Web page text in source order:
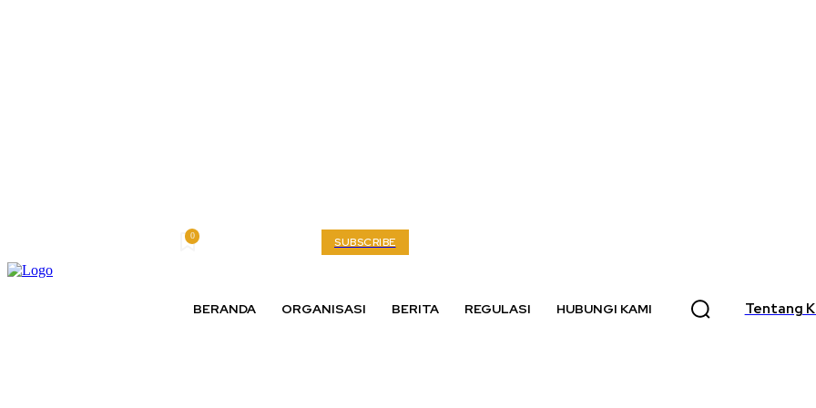
0 SUBSCRIBE
BERANDA ORGANISASI BERITA REGULASI HUBUNGI KAMI Tentang